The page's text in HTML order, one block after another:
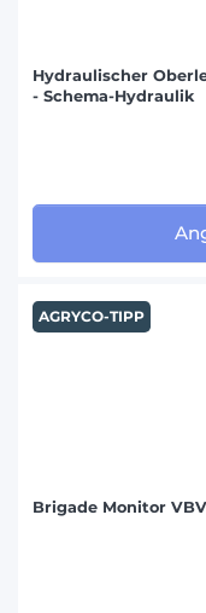
Hydraulischer
- Schema-Hydraulik
AGRYCO-TIPP
Brigade Monitor